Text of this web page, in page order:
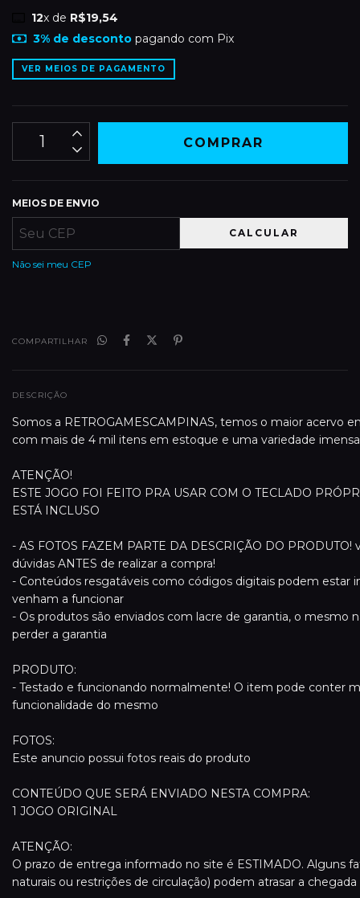
12x de R$19,54
3% de descontopagando com Pix
VER MEIOS DE PAGAMENTO
MEIOS DE ENVIO
CALCULAR
Não sei meu CEP
COMPARTILHAR
DESCRIÇÃO
Somos a RETROGAMESCAMPINAS, temos o maior acervo
com mais de 4 mil itens em estoque e uma variedade
ATENÇÃO!
ESTE JOGO FOI FEITO PRA USAR COM O TECLADO
ESTÁ INCLUSO
- AS FOTOS FAZEM PARTE DA DESCRIÇÃO DO
dúvidas ANTES de realizar a compra!
- Conteúdos resgatáveis como códigos digitais podem estar
venham a funcionar
- Os produtos são enviados com lacre de garantia, o mesmo
perder a garantia
PRODUTO:
- Testado e funcionando normalmente! O item pode conter
funcionalidade do mesmo
FOTOS:
Este anuncio possui fotos reais do produto
CONTEÚDO QUE SERÁ ENVIADO NESTA COMPRA:
1 JOGO ORIGINAL
ATENÇÃO:
O prazo de entrega informado no site é ESTIMADO. Alguns
naturais ou restrições de circulação) podem atrasar a